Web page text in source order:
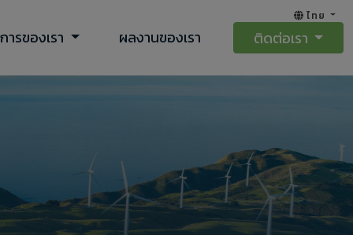
ไทย
ารของเรา ผลงานของเรา ติดต่อเรา